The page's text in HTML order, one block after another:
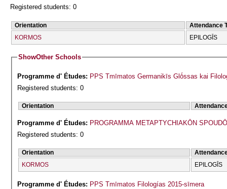
Registered students: 0
Orientation
Attendance
KORMOS
EPILOGĪS
ShowOther Schools
Programme d' Études: PPS Tmīmatos Germanikīs Glṓssas kai
Registered students: 0
Orientation
Programme d' Études: PROGRAMMA METAPTYCΗIAKŌN
Registered students: 0
Orientation
KORMOS
EPILOGĪS
Programme d' Études: PPS Tmīmatos Filologías 2015-sīmera